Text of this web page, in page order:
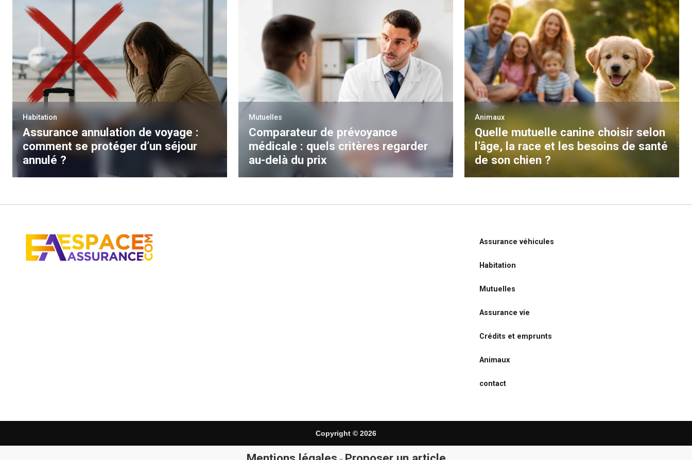
Habitation
Assurance annulation de voyage :
comment se protéger d’un séjour
annulé ?
Mutuelles
Comparateur de prévoyance
médicale : quels critères regarder
au-delà du prix
Animaux
Quelle mutuelle canine choisir selon
l’âge, la race et les besoins de santé
de son chien ?
Assurance véhicules
Habitation
Mutuelles
Assurance vie
Crédits et emprunts
Animaux
contact
Copyright © 2026